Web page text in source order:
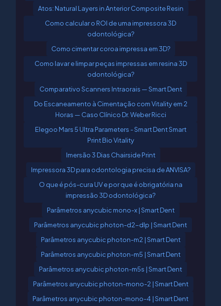
Atos: Natural Layers in Anterior Composite Resin
Como calcular o ROI de uma impressora 3D
odontológica?
Como cimentar coroa impressa em 3D?
Como lavar e limpar peças impressas em resina 3D
odontológica?
Comparativo Scanners Intraorais — Smart Dent
Do Escaneamento à Cimentação com Vitality em 2
Horas — Caso Clínico Dr. Weber Ricci
Elegoo Mars 5 Ultra Parameters - Smart Dent Smart
Print Bio Vitality
Imersão 3 Dias Chairside Print
Impressora 3D para odontologia precisa de ANVISA?
O que é pós-cura UV e por que é obrigatória na
impressão 3D odontológica?
Parâmetros anycubic mono-x | Smart Dent
Parâmetros anycubic photon-d2-dlp | Smart Dent
Parâmetros anycubic photon-m2 | Smart Dent
Parâmetros anycubic photon-m5 | Smart Dent
Parâmetros anycubic photon-m5s | Smart Dent
Parâmetros anycubic photon-mono-2 | Smart Dent
Parâmetros anycubic photon-mono-4 | Smart Dent